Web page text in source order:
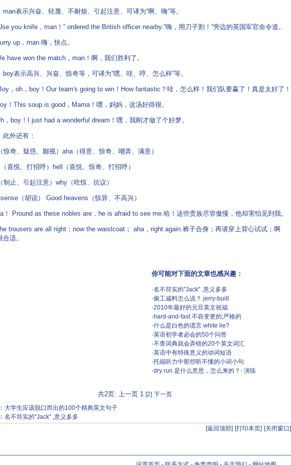
表示兴奋、轻蔑、不耐烦、引起注意、可译为“啊、嗨”等。
you knife，man！” ordered the British officer nearby.“嗨，用刀子割！”旁边的英国军官命令道。
up，man.嗨，快点。
won the match，man！啊，我们胜利了。
表示高兴、兴奋、惊奇等，可译为“嘿、哇、哼、怎么样”等。
oh，boy！Our team's going to win！How fantastic？哇，怎么样！我们队要赢了！真是太好了！
This soup is good，Mama！嘿，妈妈，这汤好得很。
boy！I just had a wonderful dream！嘿，我刚才做了个好梦。
外还有：
奇、疑惑、鄙视）aha（得意、惊奇、嘲弄、满意）
悦、打招呼）hell（喜悦、惊奇、打招呼）
止、引起注意）why（吃惊、抗议）
（胡说） Good heavens（惊异、不高兴）
Pround as these nobles are，he is afraid to see me.哈！这些贵族尽管傲慢，他却害怕见到我。
are all right；now the waistcoat； aha，right again.裤子合身；再请穿上背心试试；啊
适。
你可能对下面的文章也感兴趣：
·名不符实的"Jack" ,意义多多
·偷工减料怎么说？ jerry-built
·2010年最好的元旦英文祝福
· hard-and-fast 不容变更的;严格的
·什么是白色的谎言 white lie?
·英语初学者必会的50个问答
·不查词典就会弄错的20个英文词汇
·英语中有特殊意义的动词短语
·托福听力中那些听不懂的小词小句
·dry run 是什么意思，怎么来的？- 演练
共2页: 上一页 1 [2] 下一页
大学生应该脱口而出的100个精典英文句子
名不符实的"Jack" ,意义多多
[返回顶部] [打印本页] [关闭窗口]